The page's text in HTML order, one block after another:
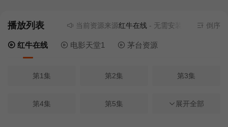
播放列表 当前资源来源红牛在线- 无需安装任何插件 倒序
红牛在线 电影天堂1 茅台资源
第1集 第2集 第3集
第4集 第5集 第6集
展开全部